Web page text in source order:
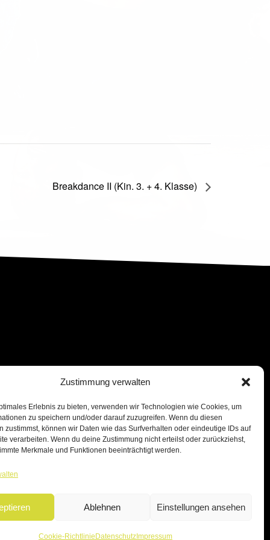
Zustimmung verwalten
Erlebnis zu bieten, verwenden wir Technologien wie Cookies, um
zu speichern und/oder darauf zuzugreifen. Wenn du diesen
zustimmst, können wir Daten wie das Surfverhalten oder eindeutige IDs auf
verarbeiten. Wenn du deine Zustimmung nicht erteilst oder zurückziehst,
Merkmale und Funktionen beeinträchtigt werden.
Ablehnen Einstellungen ansehen
Cookie-Richtlinie DatenschutzImpressum
Breakdance II (Kin. 3. + 4. Klasse)